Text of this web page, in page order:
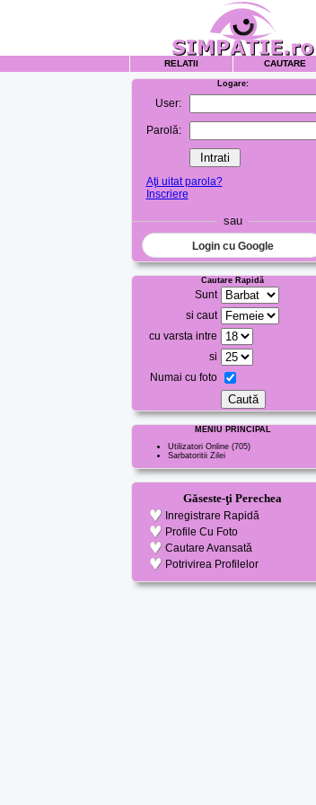
RELATII CAUTARE
Logare:
User:
Parolă:
Aţi uitat parola?
Inscriere
sau
Login cu Google
Cautare Rapidă
Sunt
si caut
cu varsta intre
si
Numai cu foto
MENIU PRINCIPAL
Utilizatori Online (705)
Sarbatoritii Zilei
Găseste-ţi Perechea
Inregistrare Rapidă
Profile Cu Foto
Cautare Avansată
Potrivirea Profilelor